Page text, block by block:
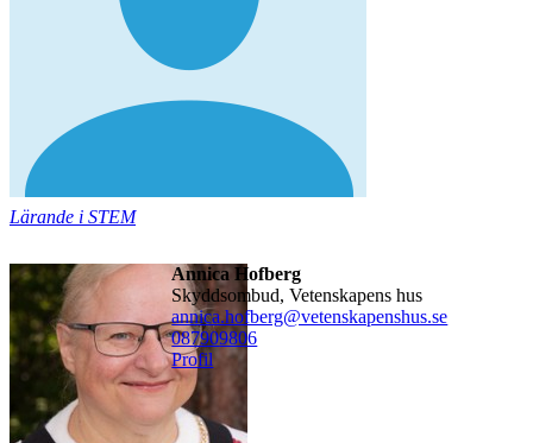
Lärande i STEM
Annica Hofberg
Skyddsombud, Vetenskapens hus
annica.hofberg@vetenskapenshus.se
087909806
Profil